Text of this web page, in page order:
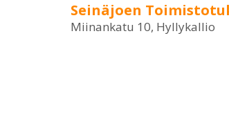
Seinäjoen
Miinankatu 10, Hyllykallio